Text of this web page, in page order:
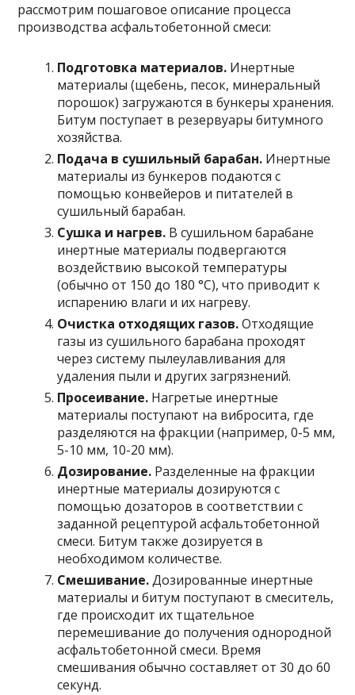
рассмотрим пошаговое описание процесса
производства асфальтобетонной смеси:
Подготовка материалов. Инертные
материалы (щебень, песок, минеральный
порошок) загружаются в бункеры хранения.
Битум поступает в резервуары битумного
хозяйства.
Подача в сушильный барабан. Инертные
материалы из бункеров подаются с
помощью конвейеров и питателей в
сушильный барабан.
Сушка и нагрев. В сушильном барабане
инертные материалы подвергаются
воздействию высокой температуры
(обычно от 150 до 180 °C), что приводит к
испарению влаги и их нагреву.
Очистка отходящих газов.Отходящие
газы из сушильного барабана проходят
через систему пылеулавливания для
удаления пыли и других загрязнений.
Просеивание. Нагретые инертные
материалы поступают на вибросита, где
разделяются на фракции (например, 0-5 мм,
5-10 мм, 10-20 мм).
Дозирование. Разделенные на фракции
инертные материалы дозируются с
помощью дозаторов в соответствии с
заданной рецептурой асфальтобетонной
смеси. Битум также дозируется в
необходимом количестве.
Смешивание.Дозированные инертные
материалы и битум поступают в смеситель,
где происходит их тщательное
перемешивание до получения однородной
асфальтобетонной смеси. Время
смешивания обычно составляет от 30 до 60
секунд.